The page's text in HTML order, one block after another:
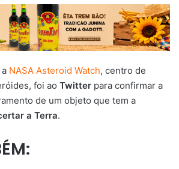
a NASA Asteroid Watch, centro de
foi ao Twitter para confirmar a
de um objeto que tem a
a Terra.